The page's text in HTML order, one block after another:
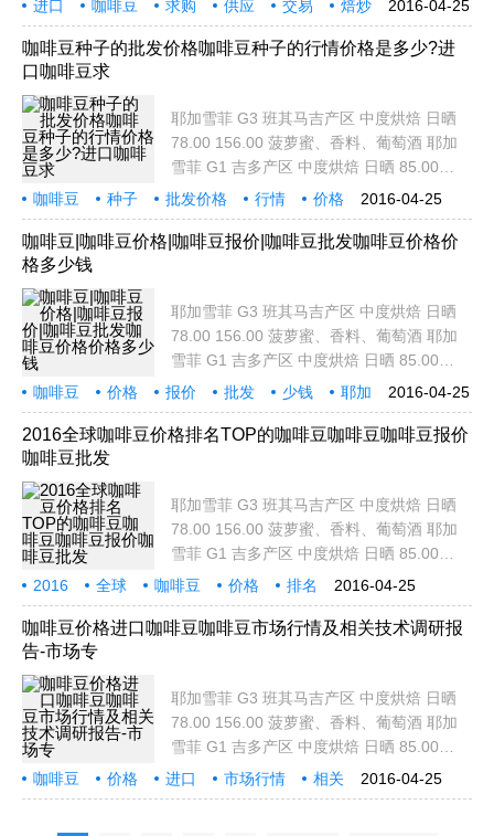
加雪菲 G1 艾瑞加 浅度烘焙 日晒 95.00
190.00 淡发酵酒香，甜橘，香料，蜜糖甜
2016-04-25
进口 咖啡豆 求购 供应 交易
焙炒
招商
中国 咖啡 耶加
咖啡豆种子的批发价格咖啡豆种子的行情价格是多少?进
口咖啡豆求
耶加雪菲 G3 班其马吉产区 中度烘焙 日晒
78.00 156.00 菠萝蜜、香料、葡萄酒 耶加
雪菲 G1 吉多产区 中度烘焙 日晒 85.00
170.00 蓝莓，蜂蜜，紫色水果，柑橘调 耶
加雪菲 G1 艾瑞加 浅度烘焙 日晒 95.00
190.00 淡发酵酒香，甜橘，香料，蜜糖甜
2016-04-25
咖啡豆 种子 批发价格 行情
价格
多少
进口 耶加 雪菲
咖啡豆|咖啡豆价格|咖啡豆报价|咖啡豆批发咖啡豆价格价
格多少钱
耶加雪菲 G3 班其马吉产区 中度烘焙 日晒
78.00 156.00 菠萝蜜、香料、葡萄酒 耶加
雪菲 G1 吉多产区 中度烘焙 日晒 85.00
170.00 蓝莓，蜂蜜，紫色水果，柑橘调 耶
加雪菲 G1 艾瑞加 浅度烘焙 日晒 95.00
190.00 淡发酵酒香，甜橘，香料，蜜糖甜
2016-04-25
咖啡豆 价格 报价 批发 少钱
耶加
雪菲
班其 马吉 产区
2016全球咖啡豆价格排名TOP的咖啡豆咖啡豆咖啡豆报价
咖啡豆批发
耶加雪菲 G3 班其马吉产区 中度烘焙 日晒
78.00 156.00 菠萝蜜、香料、葡萄酒 耶加
雪菲 G1 吉多产区 中度烘焙 日晒 85.00
170.00 蓝莓，蜂蜜，紫色水果，柑橘调 耶
加雪菲 G1 艾瑞加 浅度烘焙 日晒 95.00
190.00 淡发酵酒香，甜橘，香料，蜜糖甜
2016-04-25
2016 全球 咖啡豆 价格
排名
TOP
报价 批发 耶加
咖啡豆价格进口咖啡豆咖啡豆市场行情及相关技术调研报
告-市场专
耶加雪菲 G3 班其马吉产区 中度烘焙 日晒
78.00 156.00 菠萝蜜、香料、葡萄酒 耶加
雪菲 G1 吉多产区 中度烘焙 日晒 85.00
170.00 蓝莓，蜂蜜，紫色水果，柑橘调 耶
加雪菲 G1 艾瑞加 浅度烘焙 日晒 95.00
2016-04-25
咖啡豆 价格 进口 市场行情
相关
技术
调研报告 市场 耶